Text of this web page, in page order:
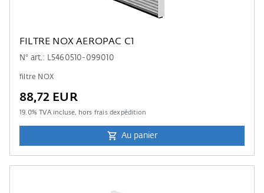
FILTRE NOX AEROPAC C1
N° art.: L5460510-099010
filtre NOX
88,72 EUR
19.0% TVA incluse, hors frais dexpédition
Au panier